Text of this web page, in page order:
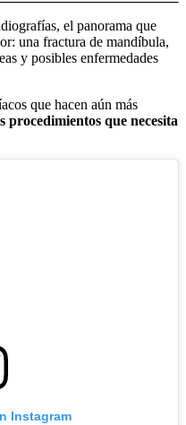
el panorama que
una fractura de mandíbula,
y posibles enfermedades
que hacen aún más
procedimientos que necesita
Instagram